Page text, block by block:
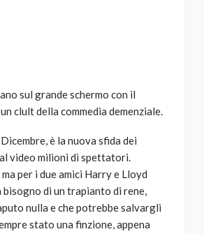
sul grande schermo con il
clult della commedia demenziale.
è la nuova sfida dei
video milioni di spettatori.
per i due amici Harry e Lloyd
bisogno di un trapianto di rene,
nulla e che potrebbe salvargli
stato una finzione, appena
tennis mondiale e
l’automobilismo
abbracciano la stessa causa
god 9 mesi ago